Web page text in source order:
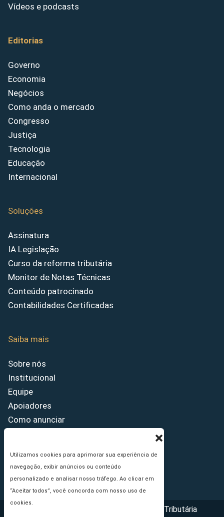
Utilizamos cookies para aprimorar sua experiência de
navegação, exibir anúncios ou conteúdo
personalizado e analisar nosso tráfego. Ao clicar em
“Aceitar todos”, você concorda com nosso uso de
cookies.
Vídeos e podcasts
Editorias
Governo
Economia
Negócios
Como anda o mercado
Congresso
Justiça
Tecnologia
Educação
Internacional
Soluções
Assinatura
IA Legislação
Curso da reforma tributária
Monitor de Notas Técnicas
Conteúdo patrocinado
Contabilidades Certificadas
Saiba mais
Sobre nós
Institucional
Equipe
Apoiadores
Como anunciar
Princípios Editoriais
Copyright © 2026 - Portal da Reforma Tributária